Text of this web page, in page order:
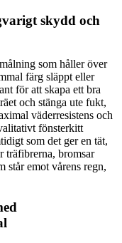
skydd och
som håller över
färg släppt eller
för att skapa ett bra
och stänga ute fukt,
väderresistens och
fönsterkitt
som det ger en tät,
träfibrerna, bromsar
står emot vårens regn,